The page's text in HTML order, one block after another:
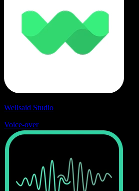
Wellsaid Studio
Voice-over